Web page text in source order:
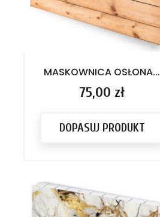
MASKOWNICA OSŁONA...
Cena
75,00 zł
DOPASUJ PRODUKT